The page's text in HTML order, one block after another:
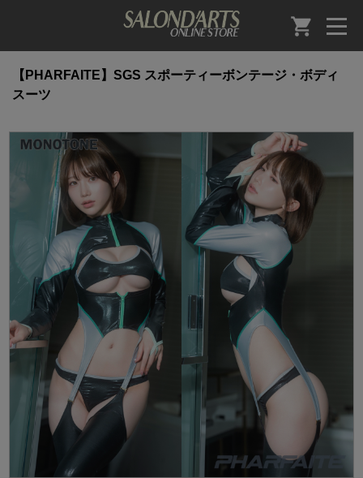
【PHARFAITE】SGS スポーティーボンテージ・ボディ
スーツ